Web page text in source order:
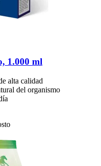
1.000 ml
alta calidad
del organismo